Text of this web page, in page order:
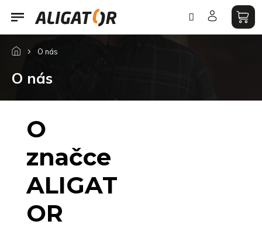
Prejsť
obsah
O nás
O nás
O
značce
ALIGAT
OR